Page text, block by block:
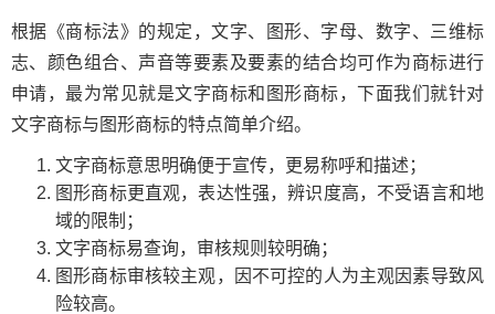
根据《商标法》的规定，文字、图形、字母、数字、三维标
志、颜色组合、声音等要素及要素的结合均可作为商标进行
申请，最为常见就是文字商标和图形商标，下面我们就针对
文字商标与图形商标的特点简单介绍。
文字商标意思明确便于宣传，更易称呼和描述；
图形商标更直观，表达性强，辨识度高，不受语言和地
域的限制；
文字商标易查询，审核规则较明确；
图形商标审核较主观，因不可控的人为主观因素导致风
险较高。